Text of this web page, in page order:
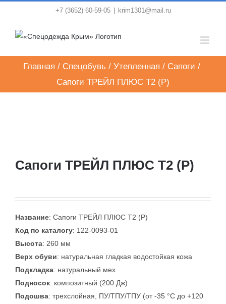
content
+7 (3652) 60-59-05 krim1301@mail.ru
Главная / Спецобувь / Утепленная / Сапоги /
Сапоги ТРЕЙЛ ПЛЮС Т2 (Р)
Сапоги ТРЕЙЛ ПЛЮС Т2 (Р)
Название: Сапоги ТРЕЙЛ ПЛЮС Т2 (Р)
Код по каталогу: 122-0093-01
Высота: 260 мм
Верх обуви: натуральная гладкая водостойкая кожа
Подкладка: натуральный мех
Подносок: композитный (200 Дж)
Подошва: трехслойная, ПУ/ТПУ/ТПУ (от -35 °C до +120